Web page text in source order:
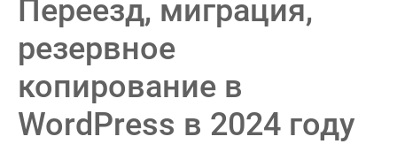
Переезд, миграция,
резервное
копирование в
WordPress в 2024 году